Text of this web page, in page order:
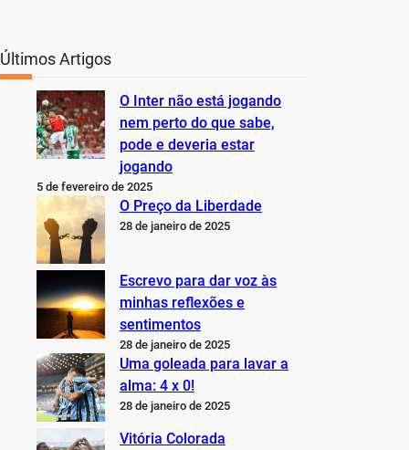
Últimos Artigos
O Inter não está jogando
nem perto do que sabe,
pode e deveria estar
jogando
5 de fevereiro de 2025
O Preço da Liberdade
28 de janeiro de 2025
Escrevo para dar voz às
minhas reflexões e
sentimentos
28 de janeiro de 2025
Uma goleada para lavar a
alma: 4 x 0!
28 de janeiro de 2025
Vitória Colorada